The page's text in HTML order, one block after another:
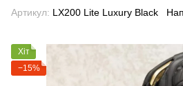
Артикул: LX200 Lite Luxury Black
Хіт
−15%